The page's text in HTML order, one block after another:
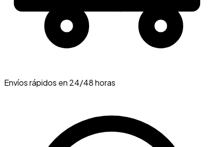
Envíos rápidos en 24/48 horas